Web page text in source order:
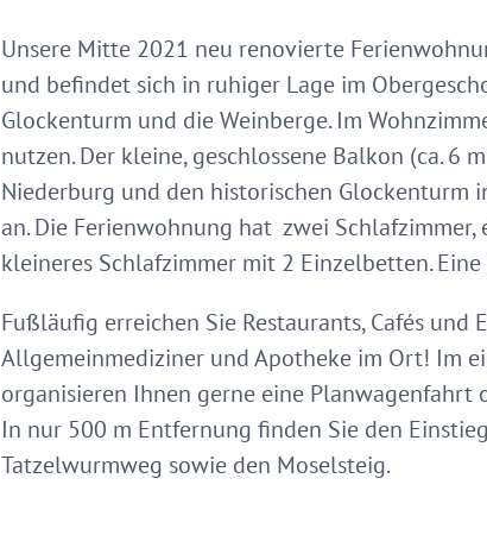
Unsere Mitte 2021 neu renovierte
und befindet sich in ruhiger Lage im
Glockenturm und die Weinberge. Im
nutzen. Der kleine, geschlossene Balkon (ca.
Niederburg und den historischen Glockenturm
an. Die Ferienwohnung hat zwei
kleineres Schlafzimmer mit 2 Einzelbetten.
Fußläufig erreichen Sie Restaurants, Cafés
Allgemeinmediziner und Apotheke im Ort! Im
organisieren Ihnen gerne eine
In nur 500 m Entfernung finden Sie den
Tatzelwurmweg sowie den Moselsteig.